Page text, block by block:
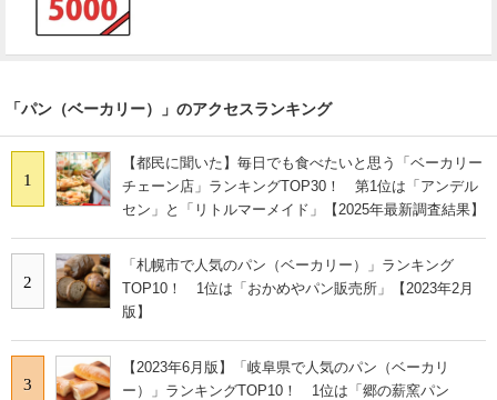
「パン（ベーカリー）」のアクセスランキング
1
【都民に聞いた】毎日でも食べたいと思う「ベーカリー
チェーン店」ランキングTOP30！ 第1位は「アンデル
セン」と「リトルマーメイド」【2025年最新調査結果】
2
「札幌市で人気のパン（ベーカリー）」ランキング
TOP10！ 1位は「おかめやパン販売所」【2023年2月
版】
3
【2023年6月版】「岐阜県で人気のパン（ベーカリ
ー）」ランキングTOP10！ 1位は「郷の薪窯パン